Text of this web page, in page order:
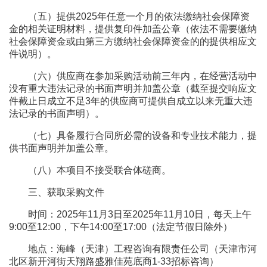
（五）提供2025年任意一个月的依法缴纳社会保障资
金的相关证明材料，提供复印件加盖公章（依法不需要缴纳
社会保障资金或由第三方缴纳社会保障资金的的提供相应文
件说明）。
（六）供应商在参加采购活动前三年内，在经营活动中
没有重大违法记录的书面声明并加盖公章（截至提交响应文
件截止日成立不足3年的供应商可提供自成立以来无重大违
法记录的书面声明）。
（七）具备履行合同所必需的设备和专业技术能力，提
供书面声明并加盖公章。
（八）本项目不接受联合体磋商。
三、获取采购文件
时间：2025年11月3日至2025年11月10日，每天上午
9:00至12:00，下午14:00至17:00（法定节假日除外）
地点：海峰（天津）工程咨询有限责任公司（天津市河
北区新开河街天翔路盛雅佳苑底商1-33招标咨询）